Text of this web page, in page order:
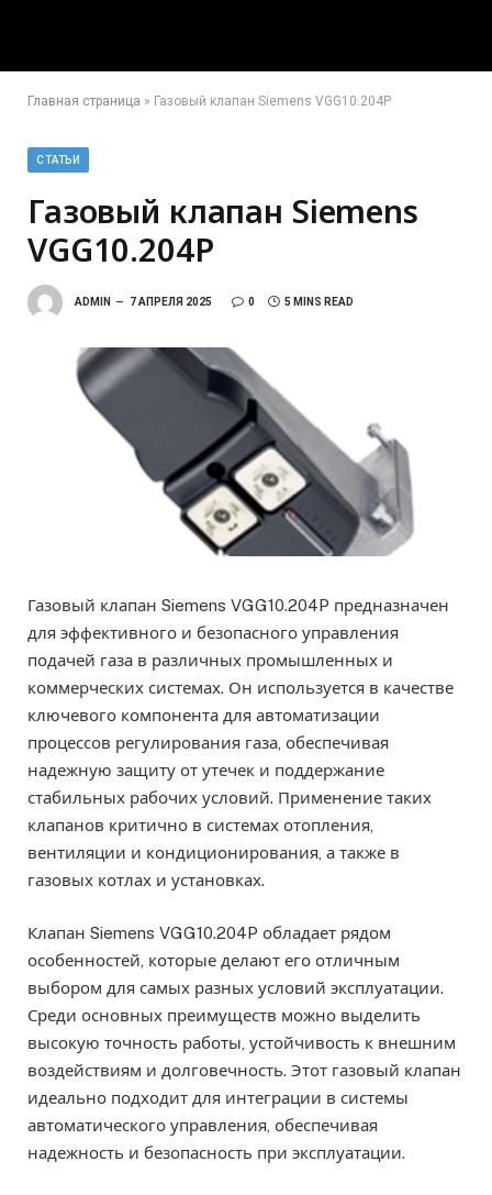
Главная страница » Газовый клапан Siemens VGG10.204P
СТАТЬИ
Газовый клапан Siemens
VGG10.204P
ADMIN 7 АПРЕЛЯ 2025 0 5 MINS READ
Газовый клапан Siemens VGG10.204P предназначен
для эффективного и безопасного управления
подачей газа в различных промышленных и
коммерческих системах. Он используется в качестве
ключевого компонента для автоматизации
процессов регулирования газа, обеспечивая
надежную защиту от утечек и поддержание
стабильных рабочих условий. Применение таких
клапанов критично в системах отопления,
вентиляции и кондиционирования, а также в
газовых котлах и установках.
Клапан Siemens VGG10.204P обладает рядом
особенностей, которые делают его отличным
выбором для самых разных условий эксплуатации.
Среди основных преимуществ можно выделить
высокую точность работы, устойчивость к внешним
воздействиям и долговечность. Этот газовый клапан
идеально подходит для интеграции в системы
автоматического управления, обеспечивая
надежность и безопасность при эксплуатации.